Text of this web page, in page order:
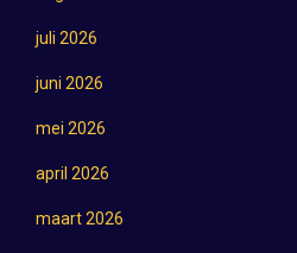
juli 2026
juni 2026
mei 2026
april 2026
maart 2026